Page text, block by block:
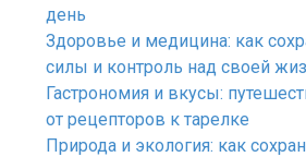
день
Здоровье и медицина: как
силы и контроль над своей
Гастрономия и вкусы:
от рецепторов к тарелке
Природа и экология: как